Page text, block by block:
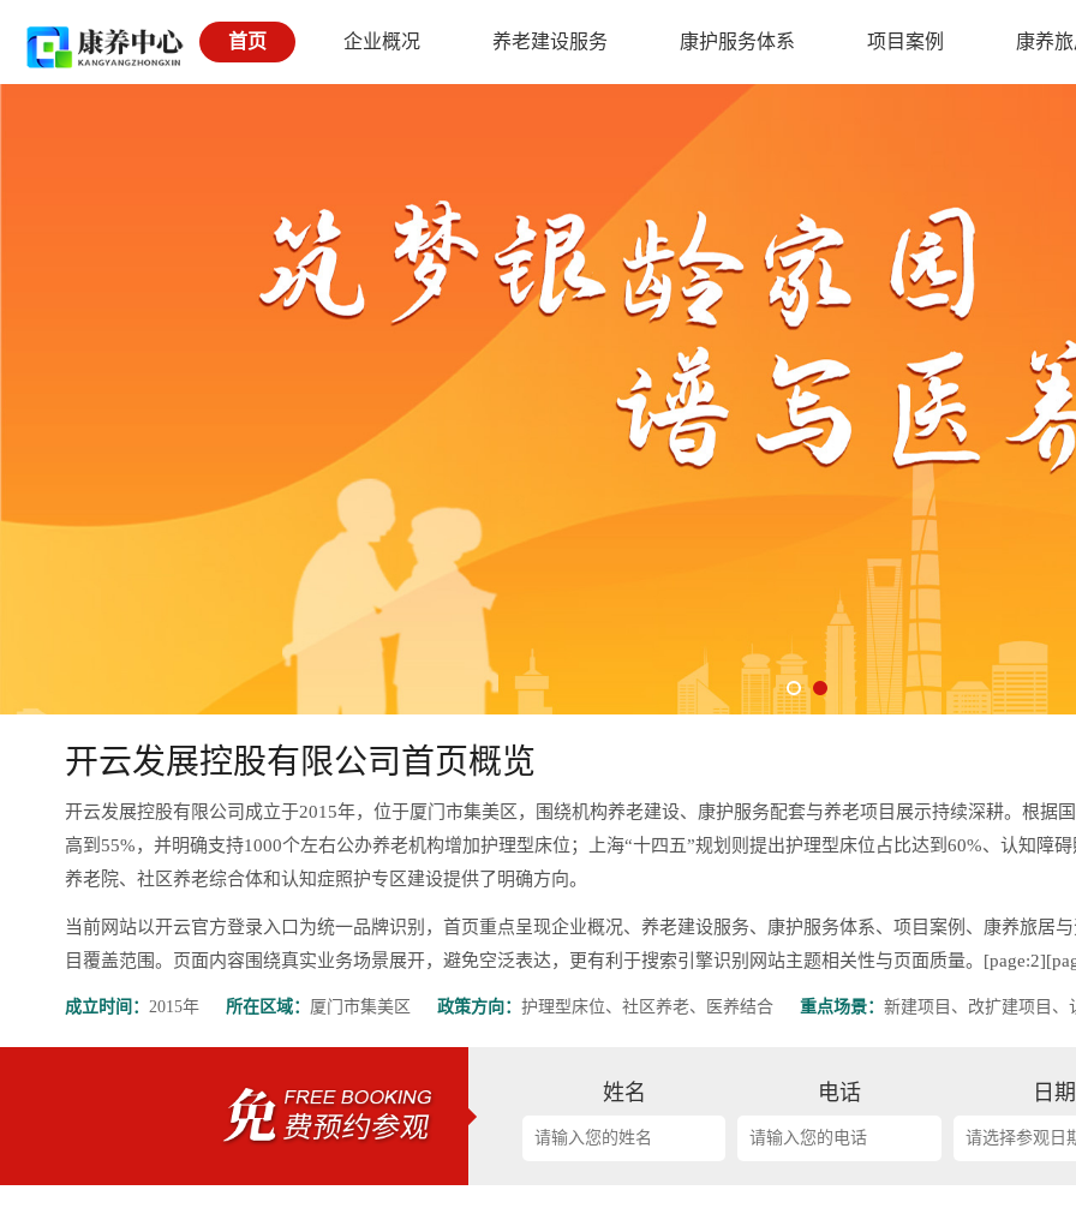
首页 企业概况 养老建设服务 康护服务体系 项目案例 康养
开云发展控股有限公司首页概览
开云发展控股有限公司成立于2015年，位于厦门市集美区，围绕机构养老建设、康护服务配套与养老项目展示持续深耕。根据
高到55%，并明确支持1000个左右公办养老机构增加护理型床位；上海“十四五”规划则提出护理型床位占比达到60%、认知障
养老院、社区养老综合体和认知症照护专区建设提供了明确方向。
当前网站以开云官方登录入口为统一品牌识别，首页重点呈现企业概况、养老建设服务、康护服务体系、项目案例、康养旅居
目覆盖范围。页面内容围绕真实业务场景展开，避免空泛表达，更有利于搜索引擎识别网站主题相关性与页面质量。
成立时间： 2015年 所在区域： 厦门市集美区 政策方向： 护理型床位、社区养老、医养结合 重点场景： 新建项目、改扩建项目、
姓名 电话 日期